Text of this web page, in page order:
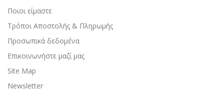
Ποιοι είμαστε
Τρόποι Αποστολής & Πληρωμής
Προσωπικά δεδομένα
Επικοινωνήστε μαζί μας
Site Map
Newsletter